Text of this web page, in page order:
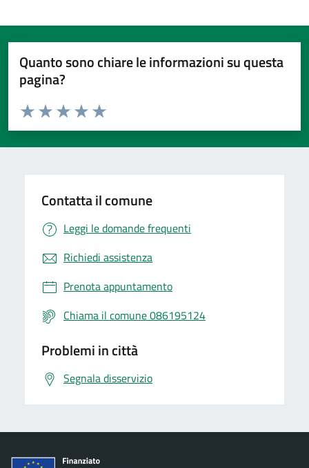
Quanto sono chiare le informazioni su questa
pagina?
Valuta da 1 a 5 stelle la pagina
Valuta 5 stelle su 5
Valuta 4 stelle su 5
Valuta 3 stelle su 5
Valuta 2 stelle su 5
Valuta 1 stelle su 5
Contatta il comune
Leggi le domande frequenti
Richiedi assistenza
Prenota appuntamento
Chiama il comune 086195124
Problemi in città
Segnala disservizio